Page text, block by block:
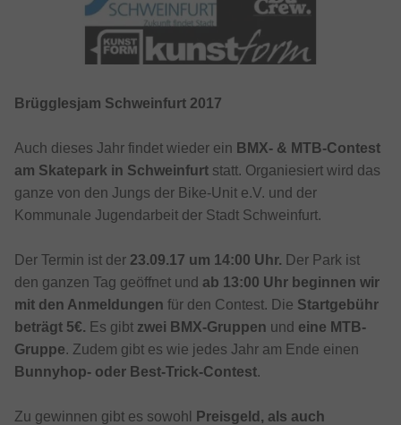
Brügglesjam Schweinfurt 2017
Auch dieses Jahr findet wieder ein BMX- & MTB-Contest
am Skatepark in Schweinfurt statt. Organiesiert wird das
ganze von den Jungs der Bike-Unit e.V. und der
Kommunale Jugendarbeit der Stadt Schweinfurt.
Der Termin ist der 23.09.17 um 14:00 Uhr. Der Park ist
den ganzen Tag geöffnet und ab 13:00 Uhr beginnen wir
mit den Anmeldungen für den Contest. Die Startgebühr
beträgt 5€. Es gibt zwei BMX-Gruppen und eine MTB-
Gruppe. Zudem gibt es wie jedes Jahr am Ende einen
Bunnyhop- oder Best-Trick-Contest.
Zu gewinnen gibt es sowohl
Preisgeld, als auch